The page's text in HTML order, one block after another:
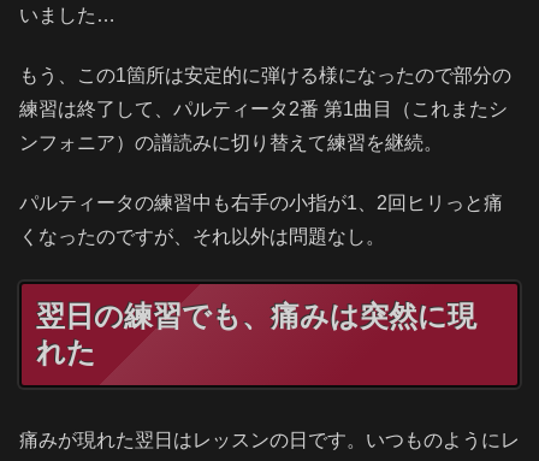
いました…
もう、この1箇所は安定的に弾ける様になったので部分の
練習は終了して、パルティータ2番 第1曲目（これまたシ
ンフォニア）の譜読みに切り替えて練習を継続。
パルティータの練習中も右手の小指が1、2回ヒリっと痛
くなったのですが、それ以外は問題なし。
翌日の練習でも、痛みは突然に現
れた
痛みが現れた翌日はレッスンの日です。いつものようにレ